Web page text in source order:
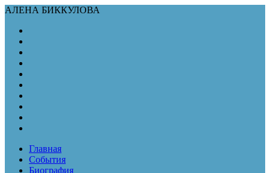
АЛЕНА БИККУЛОВА
Главная
События
Биография